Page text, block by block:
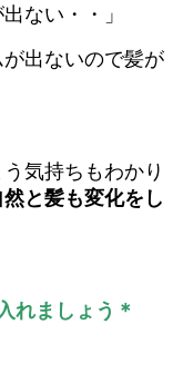
ない・・」
が出ないので髪が
気持ちもわかり
と髪も変化をし
れましょう＊